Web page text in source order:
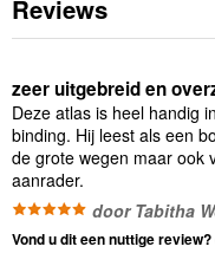
Reviews
zeer uitgebreid en
Deze atlas is heel handig
binding. Hij leest als een
de grote wegen maar ook
aanrader.
door Tabitha
Vond u dit een nuttige review?